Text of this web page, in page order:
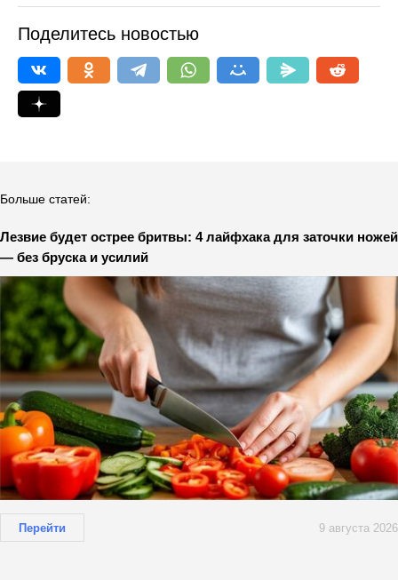
Поделитесь новостью
Больше статей:
Лезвие будет острее бритвы: 4 лайфхака для заточки ножей
— без бруска и усилий
Перейти 9 августа 2026